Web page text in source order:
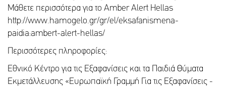
Μάθετε περισσότερα για το Amber Alert Hellas
http://www.hamogelo.gr/gr/el/eksafanismena-
paidia:ambert-alert-hellas/
Περισσότερες πληροφορίες:
Εθνικό Κέντρο για τις Εξαφανίσεις και τα Παιδιά Θύματα
Εκμετάλλευσης «Ευρωπαϊκή Γραμμή Για τις Εξαφανίσεις -